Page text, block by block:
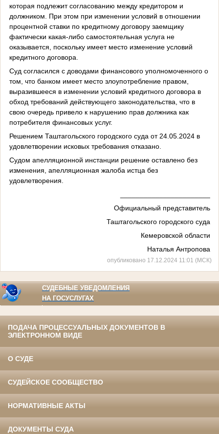
которая подлежит согласованию между кредитором и
должником. При этом при изменении условий в отношении
процентной ставки по кредитному договору заемщику
фактически какая-либо самостоятельная услуга не
оказывается, поскольку имеет место изменение условий
кредитного договора.
Суд согласился с доводами финансового уполномоченного о
том, что банком имеет место злоупотребление правом,
выразившееся в изменении условий кредитного договора в
обход требований действующего законодательства, что в
свою очередь привело к нарушению прав должника как
потребителя финансовых услуг.
Решением Таштагольского городского суда от 24.05.2024 в
удовлетворении исковых требования отказано.
Судом апелляционной инстанции решение оставлено без
изменения, апелляционная жалоба истца без
удовлетворения.
Официальный представитель
Таштагольского городского суда
Кемеровской области
Наталья Антропова
опубликовано 17.12.2024 11:01 (МСК)
СУДЕБНЫЕ УВЕДОМЛЕНИЯ
НА ГОСУСЛУГАХ
ПОДАЧА ПРОЦЕССУАЛЬНЫХ ДОКУМЕНТОВ В
ЭЛЕКТРОННОМ ВИДЕ
О СУДЕ
СУДЕЙСКОЕ СООБЩЕСТВО
НОРМАТИВНЫЕ АКТЫ
ДОКУМЕНТЫ СУДА